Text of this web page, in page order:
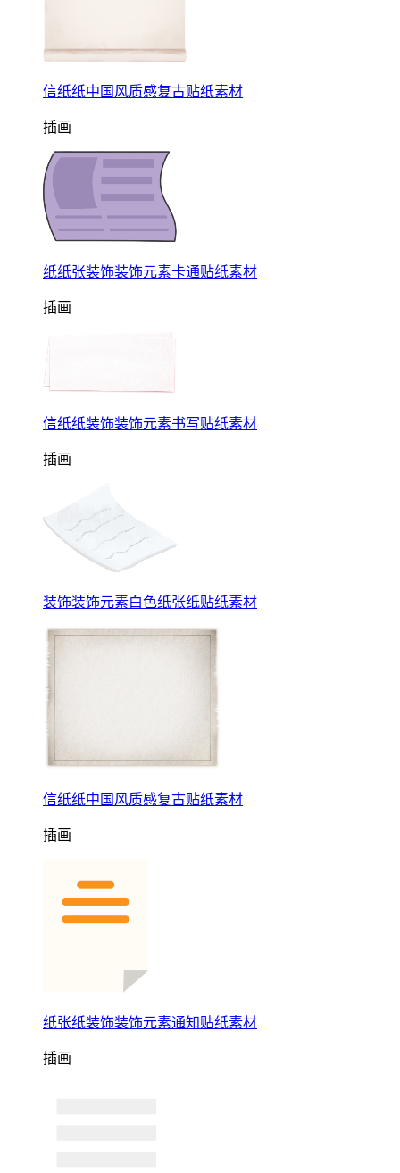
信纸纸中国风质感复古贴纸素材
插画
纸纸张装饰装饰元素卡通贴纸素材
插画
信纸纸装饰装饰元素书写贴纸素材
插画
装饰装饰元素白色纸张纸贴纸素材
信纸纸中国风质感复古贴纸素材
插画
纸张纸装饰装饰元素通知贴纸素材
插画